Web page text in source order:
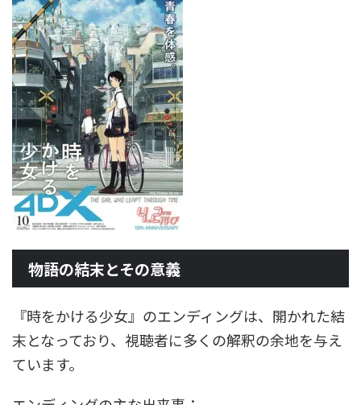
物語の結末とその意義
『時をかける少女』のエンディングは、開かれた結
末となっており、視聴者に多くの解釈の余地を与え
ています。